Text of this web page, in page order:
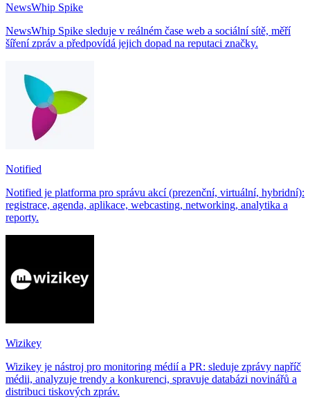
NewsWhip Spike
NewsWhip Spike sleduje v reálném čase web a sociální sítě, měří
šíření zpráv a předpovídá jejich dopad na reputaci značky.
Notified
Notified je platforma pro správu akcí (prezenční, virtuální, hybridní):
registrace, agenda, aplikace, webcasting, networking, analytika a
reporty.
Wizikey
Wizikey je nástroj pro monitoring médií a PR: sleduje zprávy napříč
médii, analyzuje trendy a konkurenci, spravuje databázi novinářů a
distribuci tiskových zpráv.